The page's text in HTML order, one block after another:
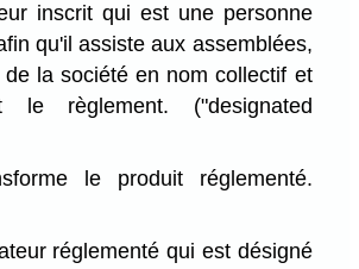
inscrit qui est une personne
qu'il assiste aux assemblées,
la société en nom collectif et
le règlement. ("designated
le produit réglementé.
réglementé qui est désigné